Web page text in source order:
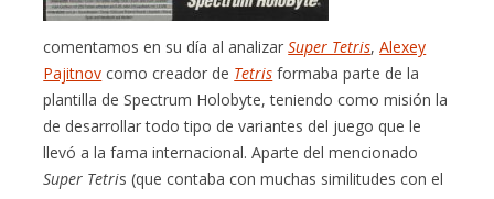
comentamos en su día al analizarSuper Tetris,Alexey
Pajitnov como creador de Tetris formaba parte de la
plantilla de Spectrum Holobyte, teniendo como misión la
de desarrollar todo tipo de variantes del juego que le
llevó a la fama internacional. Aparte del mencionado
Super Tetris (que contaba con muchas similitudes con el